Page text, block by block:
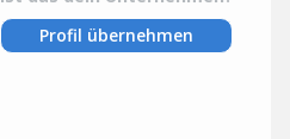
Profil übernehmen